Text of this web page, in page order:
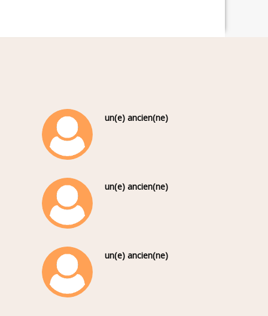
un(e) ancien(ne)
un(e) ancien(ne)
un(e) ancien(ne)